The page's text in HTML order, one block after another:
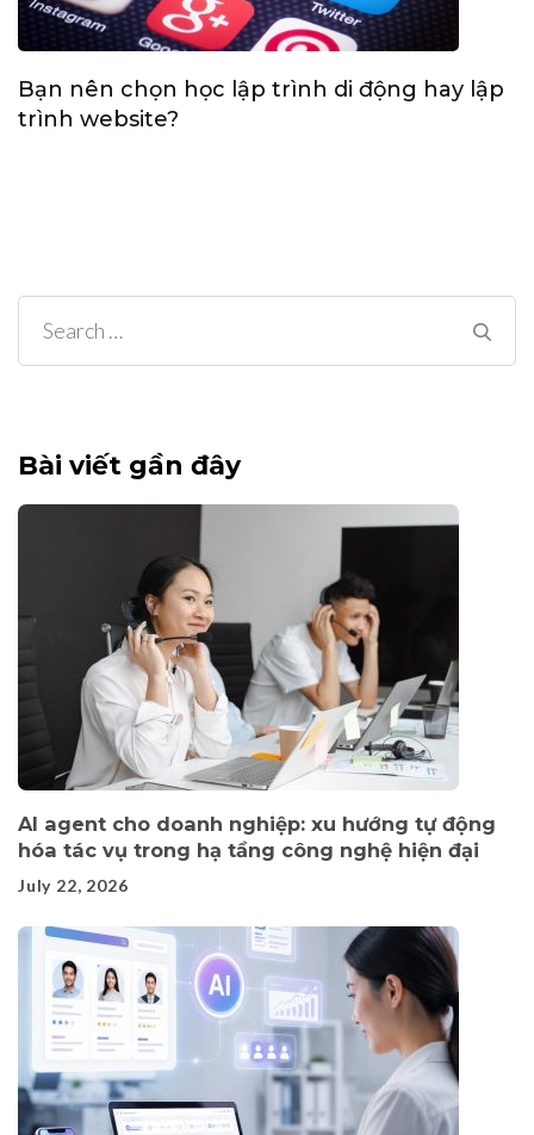
Bạn nên chọn học lập trình di động hay lập
trình website?
Search
for:
Bài viết gần đây
AI agent cho doanh nghiệp: xu hướng tự động
hóa tác vụ trong hạ tầng công nghệ hiện đại
July 22, 2026